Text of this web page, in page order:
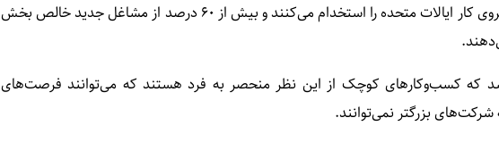
آن‌ها تقریباً نیمی از نیروی کار ایالات متحده را استخدام می‌کنند و بیش از ۶۰ درصد از مشاغل جدید خالص بخش
که کسب‌وکارهای کوچک از این نظر منحصر به فرد هستند که می‌توانند فرصت‌های
شرکت‌های بزرگتر نمی‌توانند.